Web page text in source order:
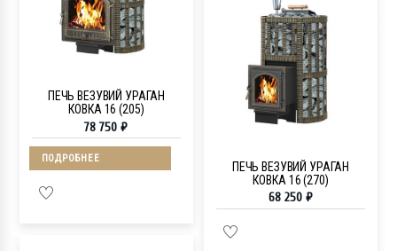
ПЕЧЬ ВЕЗУВИЙ УРАГАН
КОВКА 16 (205)
78 750₽
ПОДРОБНЕЕ
ПЕЧЬ ВЕЗУВИЙ УРАГАН
КОВКА 16 (270)
68 250 ₽